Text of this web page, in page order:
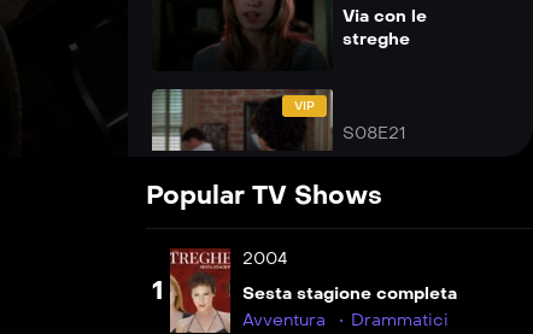
Via con le
streghe
VIP
S08E21
sempre
Popular TV Shows
1
2004
Sesta stagione completa
Avventura
Drammatici